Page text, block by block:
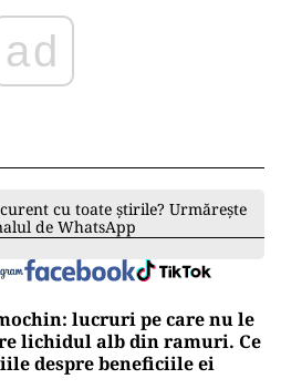
ad
cu toate știrile? Urmărește
de WhatsApp
lucruri pe care nu le
lichidul alb din ramuri. Ce
despre beneficiile ei